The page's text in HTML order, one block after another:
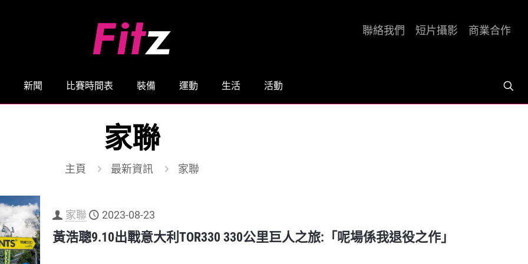
新聞 比賽時間表 裝備 運動 生活 活動
聯絡我們 短片攝影 商業合作
家聯
主頁 最新資訊 家聯
家聯 2023-08-23
黃浩聰9.10出戰意大利TOR330 330公里巨人之旅:「呢場係我退役之作」